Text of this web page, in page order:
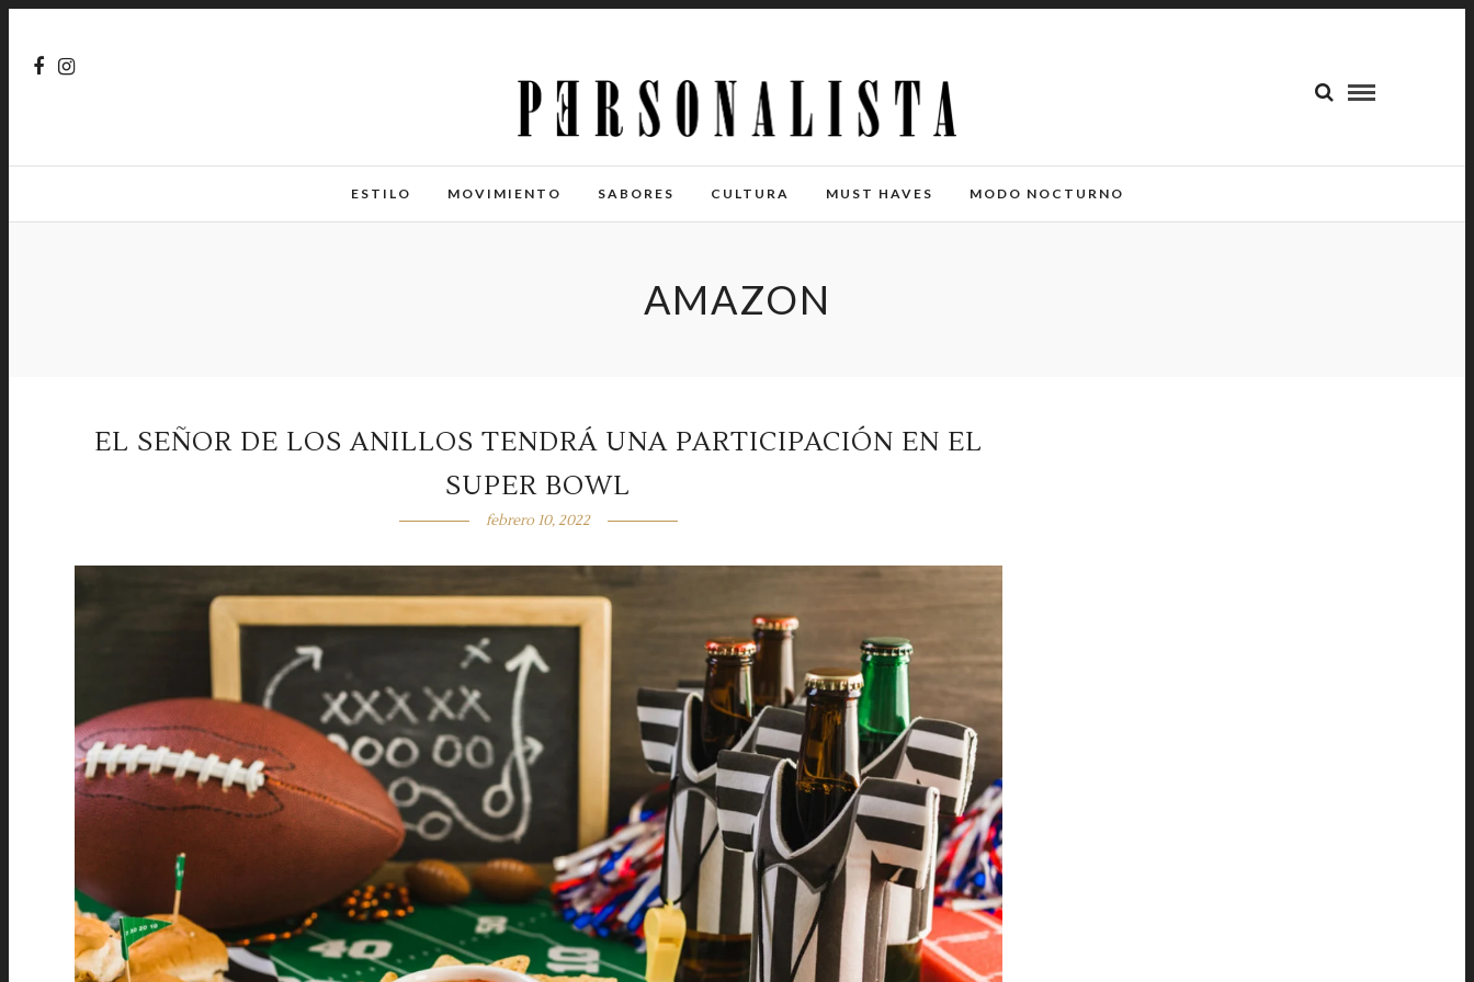
ESTILO MOVIMIENTO SABORES CULTURA MUST HAVES MODO NOCTURNO
AMAZON
EL SEÑOR DE LOS ANILLOS TENDRÁ UNA PARTICIPACIÓN EN EL
SUPER BOWL
febrero 10, 2022